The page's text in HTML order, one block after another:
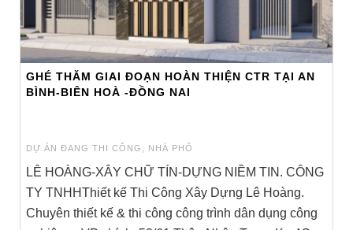
GHÉ THĂM GIAI ĐOẠN HOÀN THIỆN CTR TẠI AN
BÌNH-BIÊN HOÀ -ĐỒNG NAI
DỰ ÁN ĐANG THI CÔNG NHÀ PHỐ
LÊ HOÀNG-XÂY CHỮ TÍN-DỰNG NIỀM TIN. CÔNG
TY TNHHThiết kế Thi Công Xây Dựng Lê Hoàng.
Chuyên thiết kế & thi công công trình dân dụng công